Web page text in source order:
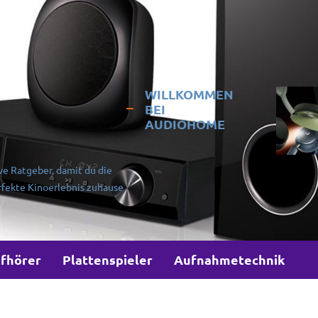
Ratgeber, damit du die
Kinoerlebnis zuhause
WILLKOMMEN
BEI
AUDIOHOME
Plattenspieler Aufnahmetechnik